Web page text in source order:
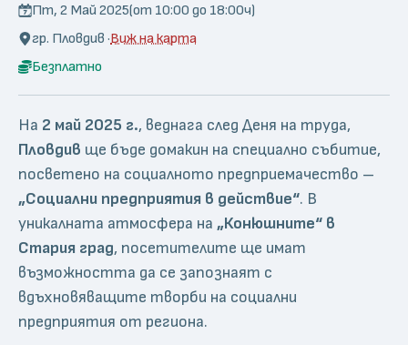
Пт, 2 Май 2025(от 10:00 до 18:00ч)
гр. Пловдив ·Виж на карта
Безплатно
На 2 май 2025 г., веднага след Деня на труда,
Пловдив ще бъде домакин на специално събитие,
посветено на социалното предприемачество –
„Социални предприятия в действие“. В
уникалната атмосфера на „Конюшните“ в
Стария град, посетителите ще имат
възможността да се запознаят с
вдъхновяващите творби на социални
предприятия от региона.